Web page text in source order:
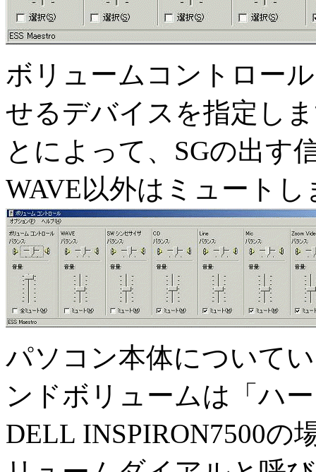
ボリュームコントロー
せるデバイスを指定し
とによって、SGの出す
WAVE以外はミュートし
パソコン本体について
ンドボリュームは「ハ
DELL INSPIRON7500の